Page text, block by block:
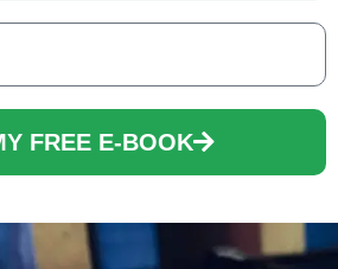
FREE E-BOOK